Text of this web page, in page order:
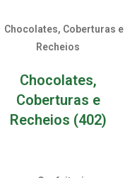
Chocolates,
Coberturas e
Recheios (402)